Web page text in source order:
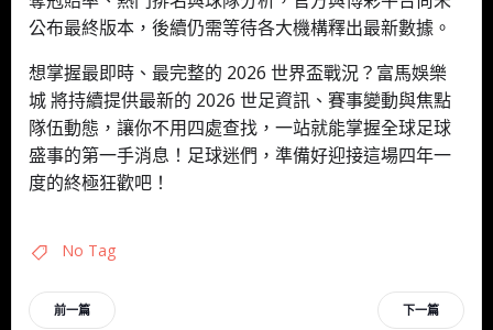
公布最終版本，後續仍需等待各大機構釋出最新數據。
想掌握最即時、最完整的 2026 世界盃戰況？富馬娛樂
城 將持續提供最新的 2026 世足資訊、賽事變動與焦點
隊伍動態，讓你不用四處查找，一站就能掌握全球足球
盛事的第一手消息！足球迷們，準備好迎接這場四年一
度的終極狂歡吧！
No Tag
文前一篇 下一篇